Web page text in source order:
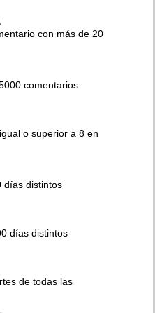
con más de 20
comentarios
o superior a 8 en
días distintos
días distintos
de todas las